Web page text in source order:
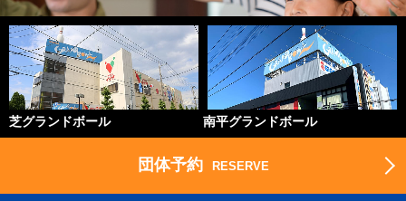
芝グランドボール 南平グランドボール
団体予約 RESERVE